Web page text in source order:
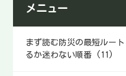
優先し、節電ルール→充電の順
をまとめる。
メニュー
まず読む防災の最短ルー
るか迷わない順番 (11)